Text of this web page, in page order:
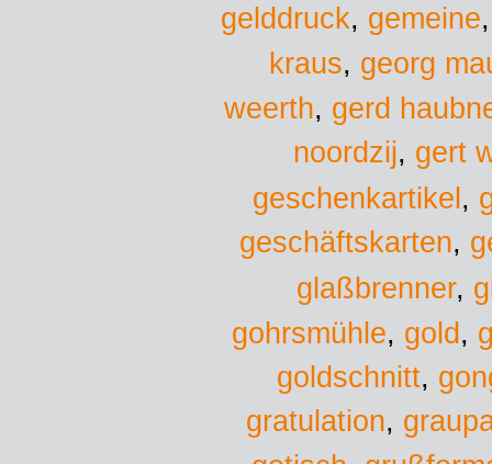
gelddruck, gemeine
kraus, georg
weerth, gerd
noordzij, gert
geschenkartikel ,
geschäftskarten,
glaßbrenner,
gohrsmühle, gold,
goldschnitt,
gratulation,